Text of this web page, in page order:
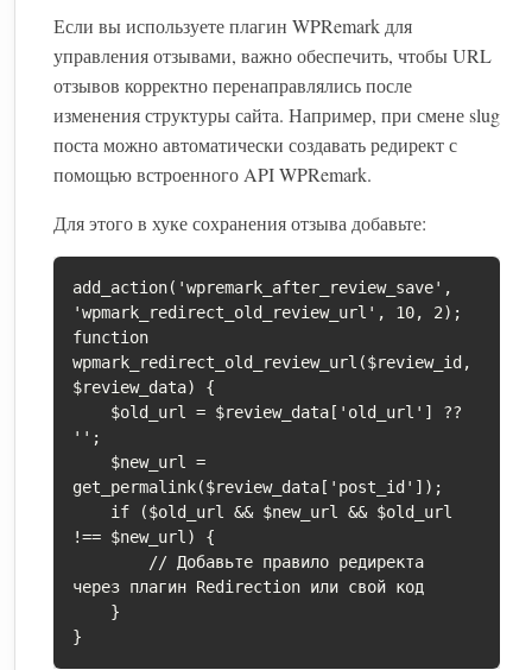
Если вы используете плагин WPRemark для
управления отзывами, важно обеспечить, чтобы URL
отзывов корректно перенаправлялись после
изменения структуры сайта. Например, при смене slug
поста можно автоматически создавать редирект с
помощью встроенного API WPRemark.
Для этого в хуке сохранения отзыва добавьте:
add_action('wpremark_after_review_save',
'wpmark_redirect_old_review_url', 10, 2);
function
wpmark_redirect_old_review_url($review_id,
$review_data) {
'';
get_permalink($review_data['post_id']);
!== $new_url) {
через плагин Redirection или свой код
}